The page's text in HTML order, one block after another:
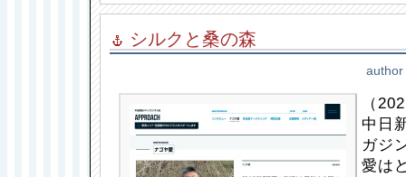
シルクと桑の森
（
中日
ガジ
愛は